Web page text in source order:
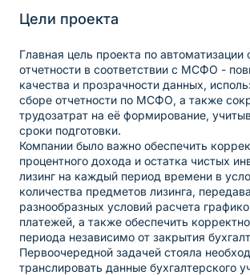
Цели проекта
Главная цель проекта по
отчетности в соответствии с МСФО -
качества и прозрачности данных,
сборе отчетности по МСФО, а также
трудозатрат на её формирование,
сроки подготовки.
Компании было важно обеспечить
процентного дохода и остатка чистых
лизинг на каждый период времени в
количества предметов лизинга,
разнообразных условий расчета
платежей, а также обеспечить
периода независимо от закрытия
Первоочередной задачей стояла
транслировать данные бухгалтерского